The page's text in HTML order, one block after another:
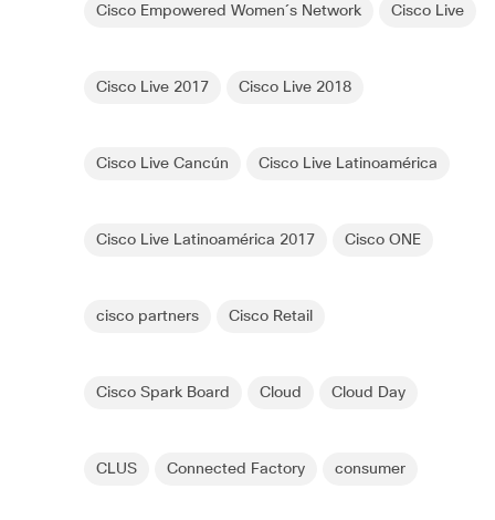
Cisco Empowered Women´s Network Cisco Live
Cisco Live 2017 Cisco Live 2018
Cisco Live Cancún Cisco Live Latinoamérica
Cisco Live Latinoamérica 2017 Cisco ONE
cisco partners Cisco Retail
Cisco Spark Board Cloud Cloud Day
CLUS Connected Factory consumer